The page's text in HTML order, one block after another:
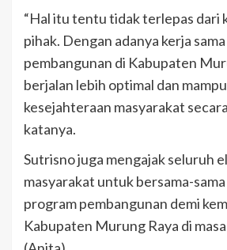
“Hal itu tentu tidak terlepas dari
pihak. Dengan adanya kerja
pembangunan di Kabupaten
berjalan lebih optimal dan
kesejahteraan masyarakat
katanya.
Sutrisno juga mengajak seluruh
masyarakat untuk bersama-
program pembangunan demi
Kabupaten Murung Raya di